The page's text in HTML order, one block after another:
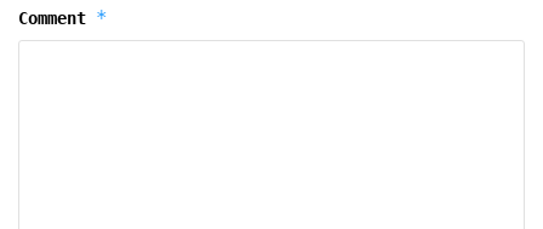
Comment *